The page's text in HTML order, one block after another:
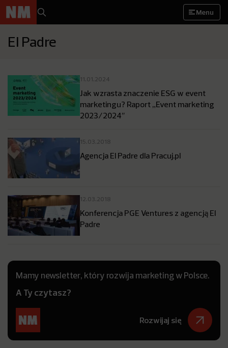
Menu
El Padre
11.01.2024
Jak wzrasta znaczenie ESG w event
marketingu? Raport „Event marketing
2023/2024″
15.03.2018
Agencja El Padre dla Pracuj.pl
12.03.2018
Konferencja PGE Ventures z agencją El
Padre
Mamy newsletter, który rozwija marketing w Polsce.
A Ty czytasz?
Rozwijaj się